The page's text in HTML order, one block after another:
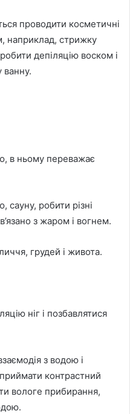
проводити косметичні
наприклад, стрижку
депіляцію воском і
ванну.
в ньому переважає
сауну, робити різні
з жаром і вогнем.
грудей і живота.
ніг і позбавлятися
з водою і
контрастний
вологе прибирання,